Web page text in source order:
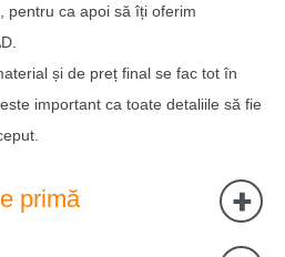
pentru ca apoi să îți oferim
și de preț final se fac tot în
important ca toate detaliile să fie
primă